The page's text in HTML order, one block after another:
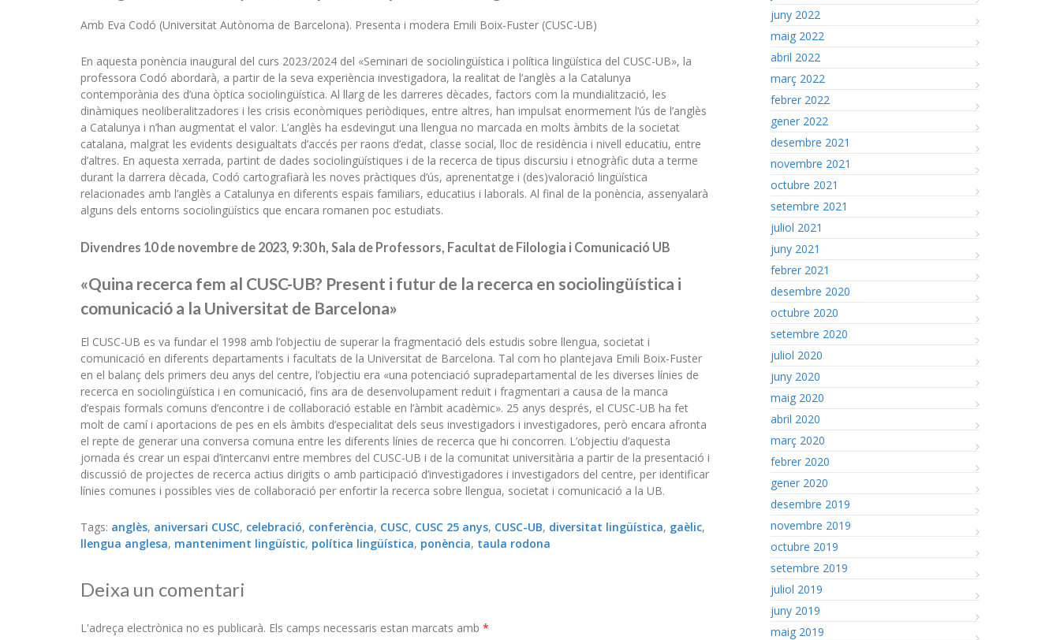
Amb Eva Codó (Universitat Autònoma de Barcelona). Presenta i modera Emili Boix-Fuster (CUSC-UB)
En aquesta ponència inaugural del curs 2023/2024 del «Seminari de sociolingüística i política lingüística del CUSC-UB», la
professora Codó abordarà, a partir de la seva experiència investigadora, la realitat de l’anglès a la Catalunya
contemporània des d’una òptica sociolingüística. Al llarg de les darreres dècades, factors com la mundialització, les
dinàmiques neoliberalitzadores i les crisis econòmiques periòdiques, entre altres, han impulsat enormement l’ús de l’anglès
a Catalunya i n’han augmentat el valor. L’anglès ha esdevingut una llengua no marcada en molts àmbits de la societat
catalana, malgrat les evidents desigualtats d’accés per raons d’edat, classe social, lloc de residència i nivell educatiu, entre
d’altres. En aquesta xerrada, partint de dades sociolingüístiques i de la recerca de tipus discursiu i etnogràfic duta a terme
durant la darrera dècada, Codó cartografiarà les noves pràctiques d’ús, aprenentatge i (des)valoració lingüística
relacionades amb l’anglès a Catalunya en diferents espais familiars, educatius i laborals. Al final de la ponència, assenyalarà
alguns dels entorns sociolingüístics que encara romanen poc estudiats.
Divendres 10 de novembre de 2023, 9:30 h, Sala de Professors, Facultat de Filologia i Comunicació UB
«Quina recerca fem al CUSC-UB? Present i futur de la recerca en sociolingüística i
comunicació a la Universitat de Barcelona»
El CUSC-UB es va fundar el 1998 amb l’objectiu de superar la fragmentació dels estudis sobre llengua, societat i
comunicació en diferents departaments i facultats de la Universitat de Barcelona. Tal com ho plantejava Emili Boix-Fuster
en el balanç dels primers deu anys del centre, l’objectiu era «una potenciació supradepartamental de les diverses línies de
recerca en sociolingüística i en comunicació, fins ara de desenvolupament reduït i fragmentari a causa de la manca
d’espais formals comuns d’encontre i de col·laboració estable en l’àmbit acadèmic». 25 anys després, el CUSC-UB ha fet
molt de camí i aportacions de pes en els àmbits d’especialitat dels seus investigadors i investigadores, però encara afronta
el repte de generar una conversa comuna entre les diferents línies de recerca que hi concorren. L’objectiu d’aquesta
jornada és crear un espai d’intercanvi entre membres del CUSC-UB i de la comunitat universitària a partir de la presentació i
discussió de projectes de recerca actius dirigits o amb participació d’investigadores i investigadors del centre, per identificar
línies comunes i possibles vies de col·laboració per enfortir la recerca sobre llengua, societat i comunicació a la UB.
Tags: anglès, aniversari CUSC, celebració, conferència, CUSC, CUSC 25 anys, CUSC-UB, diversitat lingüística, gaèlic,
llengua anglesa, manteniment lingüístic, política lingüística, ponència, taula rodona
Deixa un comentari
L'adreça electrònica no es publicarà. Els camps necessaris estan marcats amb *
juny 2022
maig 2022
abril 2022
març 2022
febrer 2022
gener 2022
desembre 2021
novembre 2021
octubre 2021
setembre 2021
juliol 2021
juny 2021
febrer 2021
desembre 2020
octubre 2020
setembre 2020
juliol 2020
juny 2020
maig 2020
abril 2020
març 2020
febrer 2020
gener 2020
desembre 2019
novembre 2019
octubre 2019
setembre 2019
juliol 2019
juny 2019
maig 2019